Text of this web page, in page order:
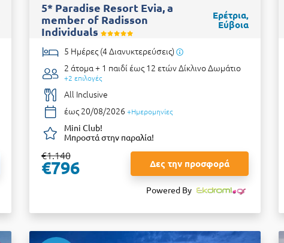
5* Paradise Resort Evia, a
member of Radisson
Individuals
Ερέτρια,
Εύβοια
5 Ημέρες (4 Διανυκτερεύσεις)
2 άτομα + 1 παιδί έως 12 ετώνΔίκλινο Δωμάτιο
+2 επιλογές
All Inclusive
έως 20/08/2026 +Ημερομηνίες
Mini Club!
Μπροστά στην παραλία!
€1.140
€796 Δες την προσφορά
Powered By